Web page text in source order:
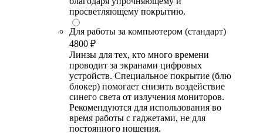
просветляющему покрытию.
Для работы за компьютером (стандарт)
4800 ₽
Линзы для тех, кто много времени
проводит за экранами цифровых
устройств. Специальное покрытие (блю
блокер) помогает снизить воздействие
синего света от излучения мониторов.
Рекомендуются для использования во
время работы с гаджетами, не для
постоянного ношения.